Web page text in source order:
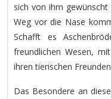
sich von ihm
Weg vor die Nase
Schafft es
freundlichen Wesen,
ihren tierischen
Das Besondere an